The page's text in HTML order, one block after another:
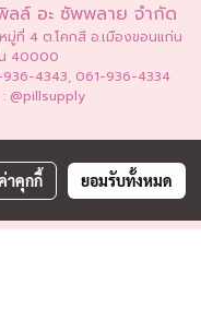
ลล์ อะ ซัพพลาย จำกัด
มู่ที่ 4 ต.โคกสี อ.เมืองขอนแก่น
40000
936-4343, 061-936-4334
: @pillsupply
าคุกกี้ ยอมรับทั้งหมด